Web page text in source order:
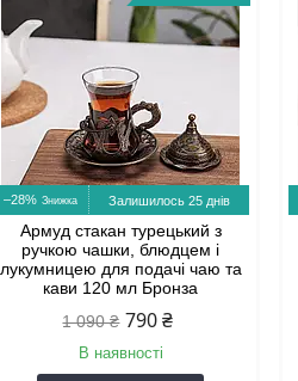
–28% Залишилось 25 днів
Армуд стакан турецький з
ручкою чашки, блюдцем і
лукумницею для подачі чаю та
кави 120 мл Бронза
1 090 ₴ 790 ₴
В наявності